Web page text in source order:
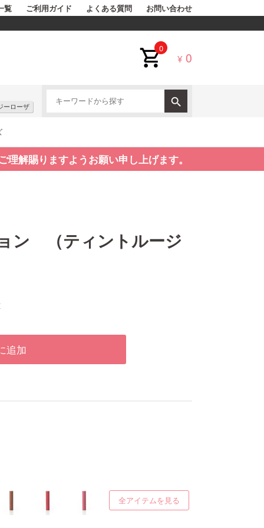
覧 ご利用ガイド よくある質問 お問い合わせ
0
¥ 0
ーローザ
解賜りますようお願い申し上げます。
ン （ティントルージ
追加
全アイテムを見る